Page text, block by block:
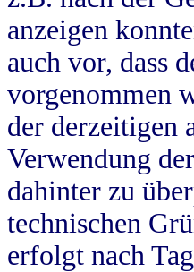
anzeigen
auch vor, dass
vorgenommen
der derzeitigen
Verwendung
dahinter zu
technischen
erfolgt nach